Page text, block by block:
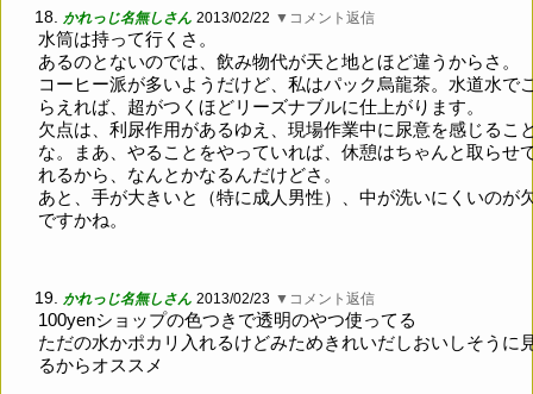
18. かれっじ名無しさん 2013/02/22 ▼コメント返信
水筒は持って行くさ。
あるのとないのでは、飲み物代が天と地とほど違うからさ。
コーヒー派が多いようだけど、私はパック烏龍茶。水道水で
らえれば、超がつくほどリーズナブルに仕上がります。
欠点は、利尿作用があるゆえ、現場作業中に尿意を感じるこ
な。まあ、やることをやっていれば、休憩はちゃんと取らせ
れるから、なんとかなるんだけどさ。
あと、手が大きいと（特に成人男性）、中が洗いにくいのが
ですかね。
19. かれっじ名無しさん 2013/02/23 ▼コメント返信
100yenショップの色つきで透明のやつ使ってる
ただの水かポカリ入れるけどみためきれいだしおいしそうに
るからオススメ